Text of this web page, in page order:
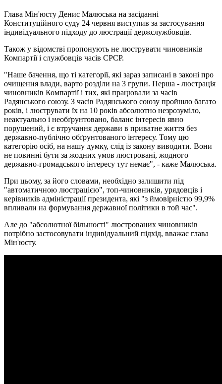
Глава Мін'юсту Денис Малюська на засіданні
Конституційного суду 24 червня виступив за застосування
індивідуального підходу до люстрації держслужбовців.
Також у відомстві пропонують не люструвати чиновників
Компартії і службовців часів СРСР.
"Наше бачення, що ті категорії, які зараз записані в законі про
очищення влади, варто розділи на 3 групи. Перша - люстрація
чиновників Компартії і тих, які працювали за часів
Радянського союзу. З часів Радянського союзу пройшло багато
років, і люструвати їх на 10 років абсолютно незрозуміло,
неактуально і необґрунтовано, баланс інтересів явно
порушений, і є втручання держави в приватне життя без
державно-публічно обґрунтованого інтересу. Тому цю
категорію осіб, на нашу думку, слід із закону виводити. Вони
не повинні бути за жодних умов люстровані, жодного
державно-громадського інтересу тут немає", - каже Малюська.
При цьому, за його словами, необхідно залишити під
"автоматичною люстрацією", топ-чиновників, урядовців і
керівників адміністрації президента, які "з ймовірністю 99,9%
впливали на формування державної політики в той час".
Але до "абсолютної більшості" люстрованих чиновників
потрібно застосовувати індивідуальний підхід, вважає глава
Мін'юсту.